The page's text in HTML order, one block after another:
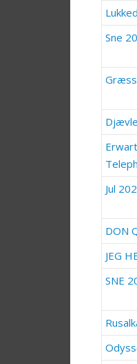
Sne
Jul
DON
JEG
SNE